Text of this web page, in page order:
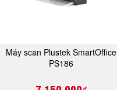
Máy scan Plustek SmartOffice
PS186
MUA NGAY